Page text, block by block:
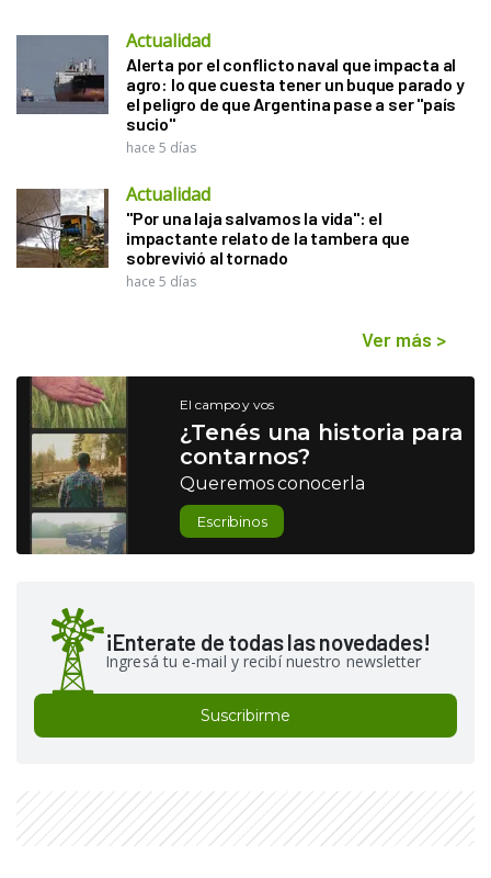
Actualidad
Alerta por el conflicto naval que impacta al
agro: lo que cuesta tener un buque parado y
el peligro de que Argentina pase a ser "país
sucio"
hace 5 días
Actualidad
"Por una laja salvamos la vida": el
impactante relato de la tambera que
sobrevivió al tornado
hace 5 días
Ver más >
El campo y vos
¿Tenés una historia para
contarnos?
Queremos conocerla
Escribinos
¡Enterate de todas las novedades!
Ingresá tu e-mail y recibí nuestro newsletter
Suscribirme